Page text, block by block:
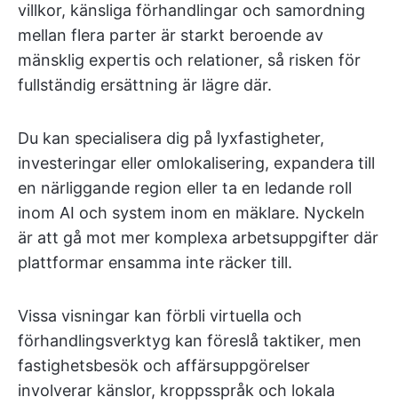
villkor, känsliga förhandlingar och samordning
mellan flera parter är starkt beroende av
mänsklig expertis och relationer, så risken för
fullständig ersättning är lägre där.
Du kan specialisera dig på lyxfastigheter,
investeringar eller omlokalisering, expandera till
en närliggande region eller ta en ledande roll
inom AI och system inom en mäklare. Nyckeln
är att gå mot mer komplexa arbetsuppgifter där
plattformar ensamma inte räcker till.
Vissa visningar kan förbli virtuella och
förhandlingsverktyg kan föreslå taktiker, men
fastighetsbesök och affärsuppgörelser
involverar känslor, kroppsspråk och lokala